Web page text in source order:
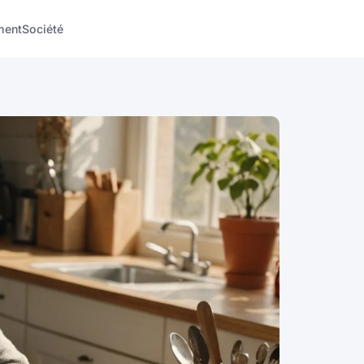
Société